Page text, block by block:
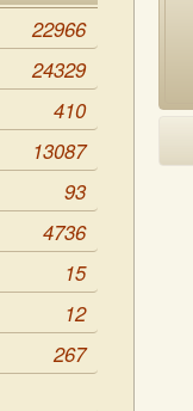
22966
24329
410
13087
93
4736
15
12
267